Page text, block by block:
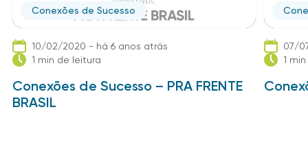
Conexões de Sucesso
10/02/2020 - há 6 anos atrás
1 min de leitura
Conexões de Sucesso – PRA FRENTE
BRASIL
07/
1